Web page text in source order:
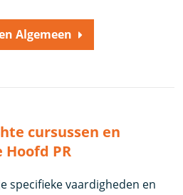
Algemeen
cursussen en
PR
specifieke vaardigheden en